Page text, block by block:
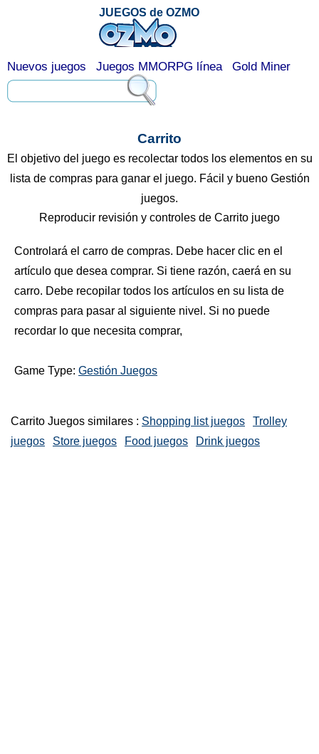
Carrito
El objetivo del juego es recolectar todos los elementos en su
lista de compras para ganar el juego. Fácil y bueno Gestión
juegos.
Reproducir revisión y controles de Carrito juego
Controlará el carro de compras. Debe hacer clic en el
artículo que desea comprar. Si tiene razón, caerá en su
carro. Debe recopilar todos los artículos en su lista de
compras para pasar al siguiente nivel. Si no puede
recordar lo que necesita comprar,
Game Type: Gestión Juegos
Carrito Juegos similares : Shopping list juegos
Trolley
juegos
Store juegos Food juegos Drink juegos
JUEGOS de OZMO
Nuevos juegos Juegos MMORPG línea Gold Miner